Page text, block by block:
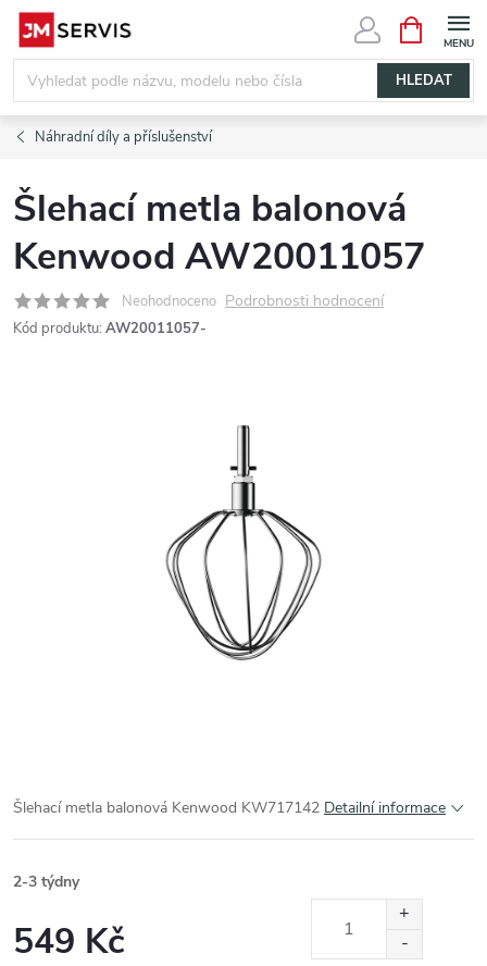
Přejít
obsah
HLEDAT
NÁKUPNÍ
KOŠÍK
Náhradní díly a příslušenství
Šlehací metla balonová
Kenwood AW20011057
Neohodnoceno Podrobnosti hodnocení
Kód produktu: AW20011057-
Šlehací metla balonová Kenwood KW717142 Detailní informace
2-3 týdny
549 Kč